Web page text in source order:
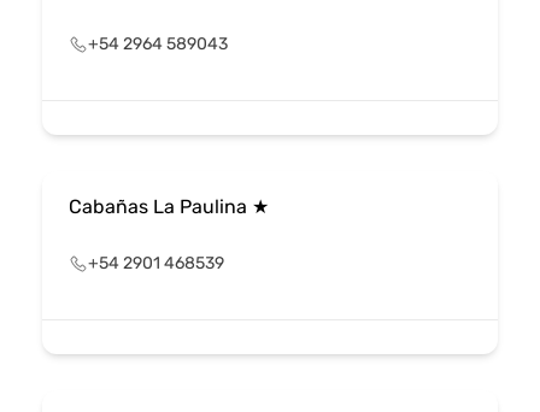
+54 2964 589043
Cabañas La Paulina ★
+54 2901 468539